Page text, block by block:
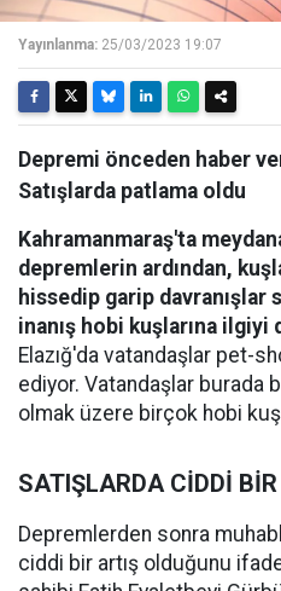
Yayınlanma: 25/03/2023 19:07
Depremi önceden haber
Satışlarda patlama oldu
Kahramanmaraş'ta
depremlerin ardından,
hissedip garip
inanış hobi kuşlarına ilgiyi
Elazığ'da vatandaşlar pet-
ediyor. Vatandaşlar burada
olmak üzere birçok hobi
SATIŞLARDA CİDDİ
Depremlerden sonra
ciddi bir artış olduğunu